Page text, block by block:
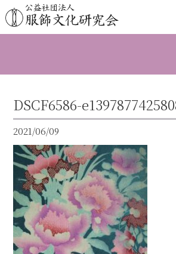
DSCF6586-
2021/06/09